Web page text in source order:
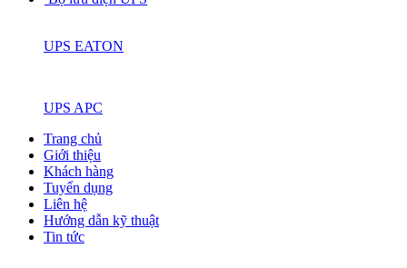
UPS EATON
UPS APC
Trang chủ
Giới thiệu
Khách hàng
Tuyển dụng
Liên hệ
Hướng dẫn kỹ thuật
Tin tức